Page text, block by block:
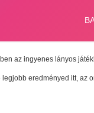
az ingyenes lányos
eredményed itt, az